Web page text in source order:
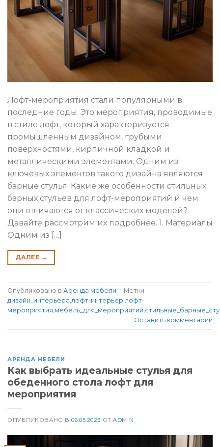
Лофт-мероприятия стали популярными в
последние годы. Это мероприятия, проводимые
в стиле лофт, который характеризуется
промышленным дизайном, грубыми
поверхностями, кирпичной кладкой и
металлическими элементами. Одним из
ключевых элементов такого дизайна являются
барные стулья. Какие же особенности стильных
барных стульев для лофт-мероприятий и чем
они отличаются от классических моделей?
Давайте рассмотрим их подробнее. 1. Материалы
Одним из […]
ДАЛЕЕ →
Опубликовано в Аренда мебели
Метки
дизайн_интерьера лофт-интерьер лофт-
мероприятия мебель_для_мероприятий
Оставить комментарий
АРЕНДА МЕБЕЛИ
Как выбрать идеальные стулья для
обеденного стола лофт для
мероприятия
ОПУБЛИКОВАНО В06.05.2023 ОТADMIN